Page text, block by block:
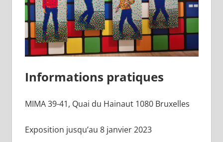
Informations pratiques
​MIMA ​39-41, Quai du Hainaut ​1080 Bruxelles
Exposition jusqu’au 8 janvier 2023